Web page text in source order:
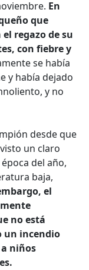
En
que
regazo de su
con fiebre y
se había
y había dejado
y no
desde que
un claro
del año,
baja,
el
no está
un incendio
niños